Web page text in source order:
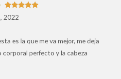
Valorado
con5
2022
es la que me va mejor, me deja
corporal perfecto y la cabeza